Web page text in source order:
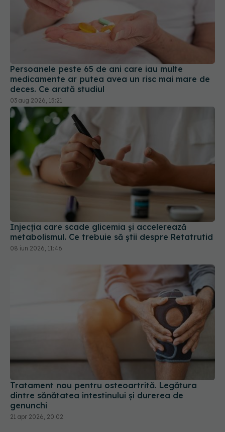
Persoanele peste 65 de ani care iau multe
medicamente ar putea avea un risc mai mare de
deces. Ce arată studiul
03 aug 2026, 15:21
Injecția care scade glicemia și accelerează
metabolismul. Ce trebuie să știi despre Retatrutid
08 iun 2026, 11:46
Tratament nou pentru osteoartrită. Legătura
dintre sănătatea intestinului și durerea de
genunchi
21 apr 2026, 20:02